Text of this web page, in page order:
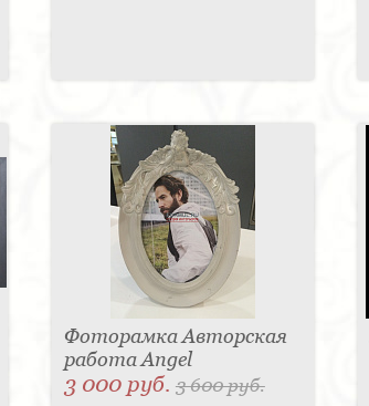
Фоторамка Авторская
работа Angel
3 000 руб. 3 600 руб.